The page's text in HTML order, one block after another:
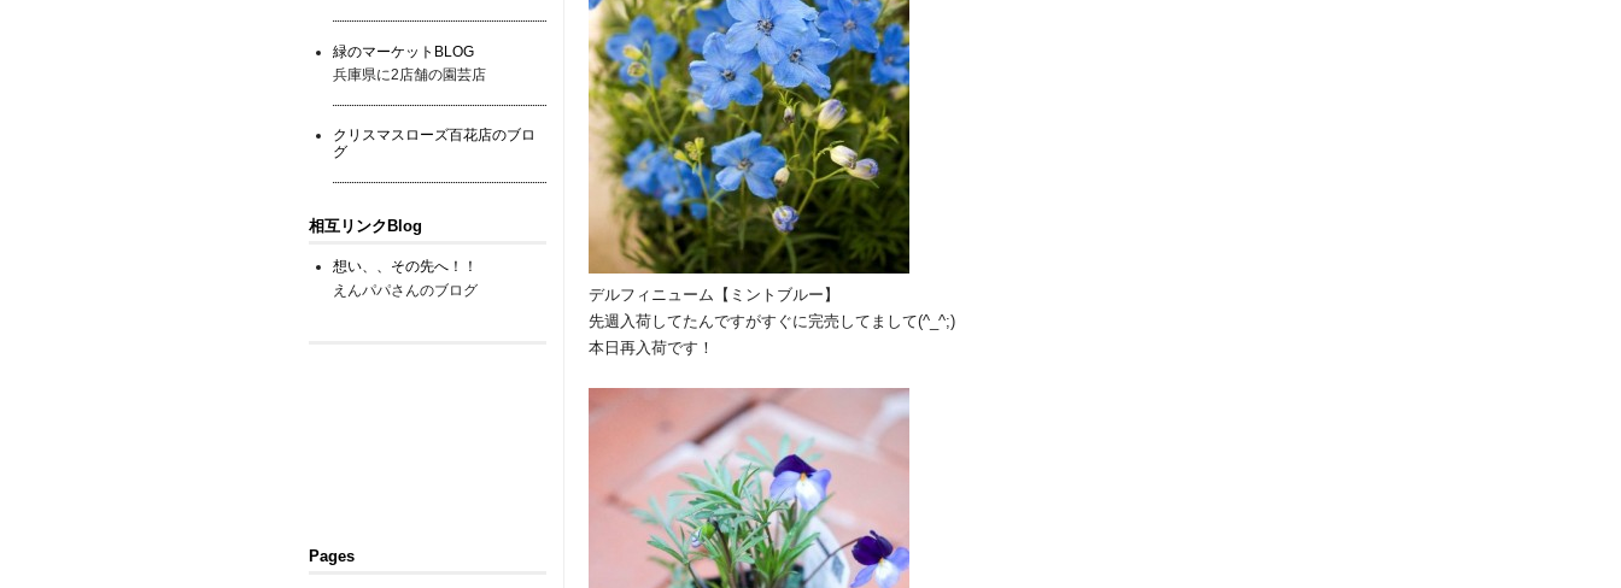
デルフィニューム【ミントブルー】
先週入荷してたんですがすぐに完売してまして(^_^;)
本日再入荷です！
緑のマーケットBLOG
兵庫県に2店舗の園芸店
クリスマスローズ百花店のブロ
グ
相互リンクBlog
想い、、その先へ！！
えんパパさんのブログ
Pages